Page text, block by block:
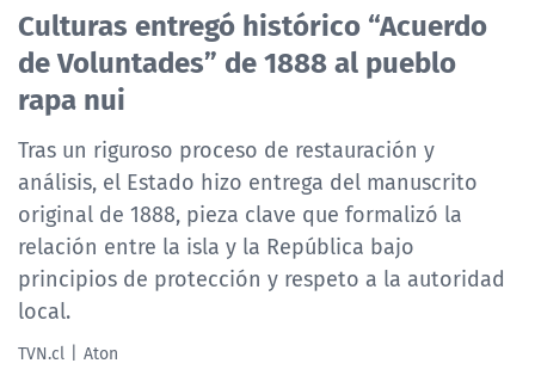
CASTING MASTERCHEF CHILE
CASTING TVN VERTICAL
TVN VERTICAL
TVN PLAY
PROGRAMAS
TELESERIES
NTV
Culturas entregó histórico “Acuerdo
de Voluntades” de 1888 al pueblo
rapa nui
Tras un riguroso proceso de restauración y
análisis, el Estado hizo entrega del manuscrito
original de 1888, pieza clave que formalizó la
relación entre la isla y la República bajo
principios de protección y respeto a la autoridad
local.
TVN.cl Aton